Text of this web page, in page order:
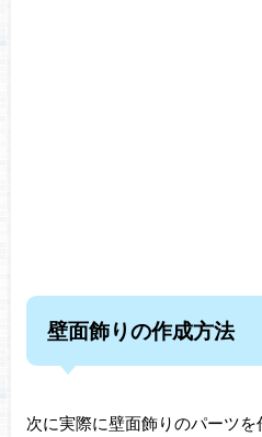
壁面飾りの作成方法
次に実際に壁面飾りのパーツを